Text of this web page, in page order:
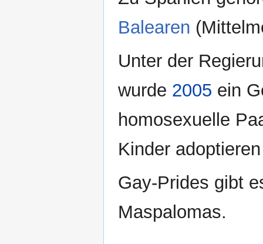
Balearen
Unter der
wurde 2005 ein
homosexuelle
Kinder
Gay-Prides gibt
Maspalomas.